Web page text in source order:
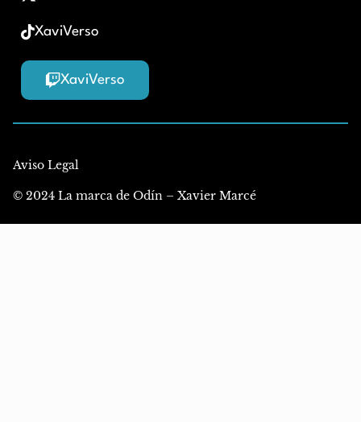
XaviVerso
XaviVerso
Aviso Legal
© 2024 La marca de Odín – Xavier Marcé